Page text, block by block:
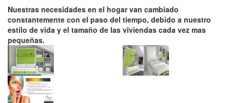
Nuestras necesidades en el hogar van cambiado
constantemente con el paso del tiempo, debido a nuestro
estilo de vida y el tamaño de las viviendas cada vez mas
pequeñas.